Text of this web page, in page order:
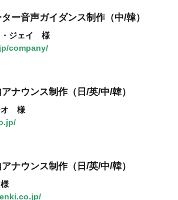
ー音声ガイダンス制作（中/韓）
・ジェイ 様
company/
ナウンス制作（日/英/中/韓）
オ 様
ナウンス制作（日/英/中/韓）